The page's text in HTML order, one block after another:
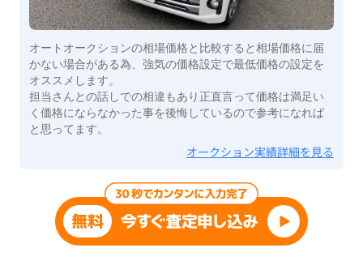
オートオークションの相場価格と比較すると相場価格に届
かない場合がある為、強気の価格設定で最低価格の設定を
オススメします。
担当さんとの話しでの相違もあり正直言って価格は満足い
く価格にならなかった事を後悔しているので参考になれば
と思ってます。
オークション実績詳細を見る